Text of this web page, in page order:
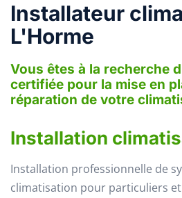
Installateur
L'Horme
Vous êtes à la recherche
certifiée pour la mise en
réparation de votre
Installation
Installation professionnelle de
climatisation pour particuliers